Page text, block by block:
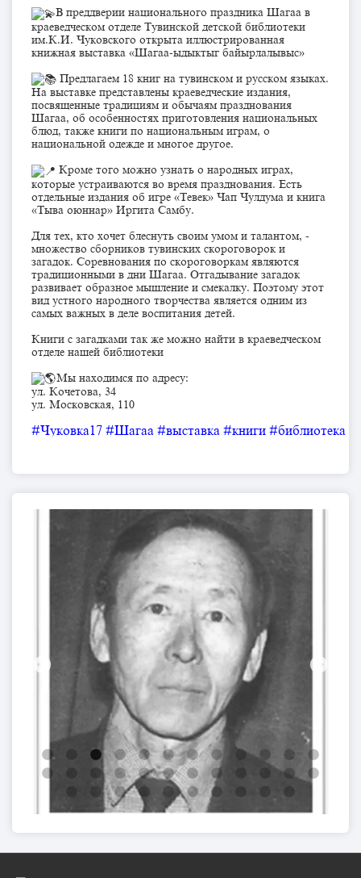
В преддверии национального праздника Шагаа в
краеведческом отделе Тувинской детской библиотеки
им.К.И. Чуковского открыта иллюстрированная
книжная выставка «Шагаа-ыдыктыг байырлалывыс»
Предлагаем 18 книг на тувинском и русском языках.
На выставке представлены краеведческие издания,
посвященные традициям и обычаям празднования
Шагаа, об особенностях приготовления национальных
блюд, также книги по национальным играм, о
национальной одежде и многое другое.
Кроме того можно узнать о народных играх,
которые устраиваются во время празднования. Есть
отдельные издания об игре «Тевек» Чап Чулдума и книга
«Тыва оюннар» Иргита Самбу.
Для тех, кто хочет блеснуть своим умом и талантом, -
множество сборников тувинских скороговорок и
загадок. Соревнования по скороговоркам являются
традиционными в дни Шагаа. Отгадывание загадок
развивает образное мышление и смекалку. Поэтому этот
вид устного народного творчества является одним из
самых важных в деле воспитания детей.
Книги с загадками так же можно найти в краеведческом
отделе нашей библиотеки
Мы находимся по адресу:
ул. Кочетова, 34
ул. Московская, 110
#Чуковка17 #Шагаа #выставка #книги #библиотека